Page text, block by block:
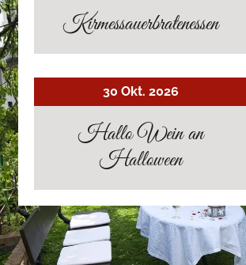
Kirmessauerbratenessen
30 Okt. 2026
Hallo Wein an
Halloween